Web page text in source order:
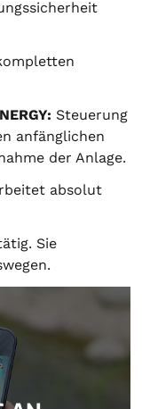
Steuerung
anfänglichen
der Anlage.
absolut
Sie